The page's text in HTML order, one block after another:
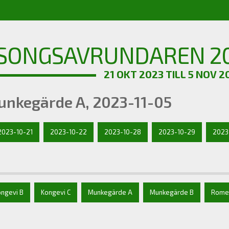
21 OKT 2023 TILL 5 NOV
A, 2023-11-05
10-21 2023-10-22 2023-10-28 2023-10-29
B Kongevi C Munkegärde A Munkegärde B